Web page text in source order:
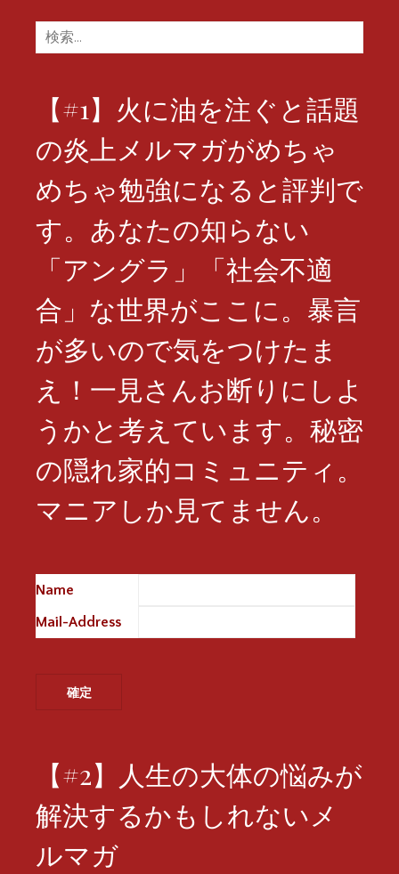
検
索:
【#1】火に油を注ぐと話題
の炎上メルマガがめちゃ
めちゃ勉強になると評判で
す。あなたの知らない
「アングラ」「社会不適
合」な世界がここに。暴言
が多いので気をつけたま
え！一見さんお断りにしよ
うかと考えています。秘密
の隠れ家的コミュニティ。
マニアしか見てません。
Name
Mail-Address
【#2】人生の大体の悩みが
解決するかもしれないメ
ルマガ